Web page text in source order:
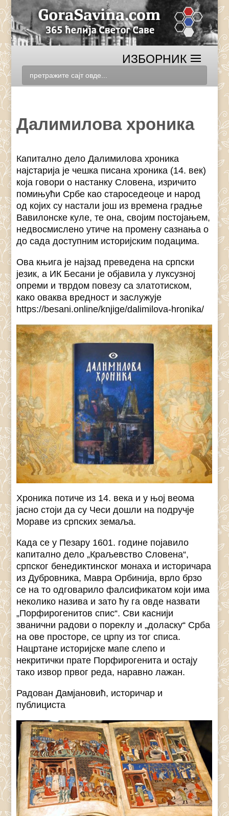
Далимилова хроника
Капитално дело Далимилова хроника
најстарија је чешка писана хроника (14. век)
која говори о настанку Словена, изричито
помињући Србе као староседеоце и народ
од којих су настали још из времена градње
Вавилонске куле, те она, својим постојањем,
недвосмислено утиче на промену сазнања о
до сада доступним историјским подацима.
Ова књига је најзад преведена на српски
језик, а ИК Бесани је објавила у луксузној
опреми и тврдом повезу са златотиском,
како оваква вредност и заслужује
https://besani.online/knjige/dalimilova-hronika/
Хроника потиче из 14. века и у њој веома
јасно стоји да су Чеси дошли на подручје
Мораве из српских земаља.
Када се у Пезару 1601. године појавило
капитално дело „Краљевство Словена“,
српског бенедиктинског монаха и историчара
из Дубровника, Мавра Орбинија, врло брзо
се на то одговарило фалсификатом који има
неколико назива и зато ћу га овде назвати
„Порфирогенитов спис“. Сви каснији
званични радови о пореклу и „доласку“ Срба
на ове просторе, се црпу из тог списа.
Нацртане историјске мапе слепо и
некритички прате Порфирогенита и остају
тако извор првог реда, наравно лажан.
Радован Дамјановић, историчар и
публициста